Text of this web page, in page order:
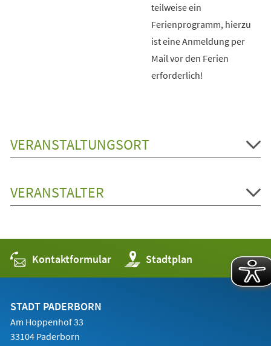
teilweise ein
Ferienprogramm, hierzu
ist eine Anmeldung per
Mail vor den Ferien
erforderlich!
VERANSTALTUNGSORT
VERANSTALTER
Kontaktformular Stadtplan
(Öffnet
in
einem
STADT PADERBORN
Am Hoppenhof 33
33104 Paderborn